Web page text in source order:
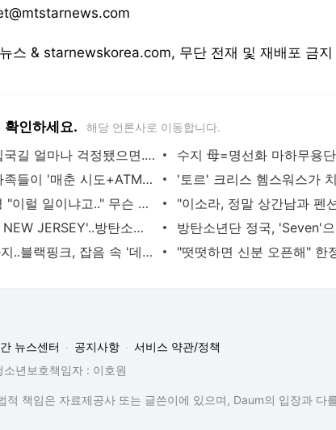
스 & starnewskorea.com, 무단 전재 및 재배포 금지
확인하세요. 해당 언론사로 이동합니다.
방탄소년단 뷔, 입국길 얼마나 걱정됐으면.."안 다쳤죠?" - 스타뉴스
머라이어 캐리, 가족들이 '매춘 시도+ATM 취급' 폭로 '충격' - 스타뉴스
'한정민♥' 조예영 "이럴 일이냐고.." 무슨 일? - 스타뉴스
'FLOWER JIN IN NEW JERSEY'..방탄소년단 진, 월드와이드 큐티 아미 녹인 월드와이드 핸섬 환상 라이브 |
지수 결국 눈물까지..블랙핑크, 잡음 속 '데뷔 10주년' 마무리 [스타이슈] | 스타뉴스
뉴스센터 공지사항
서비스 약관/정책
소년보호책임자 : 이호원
적 책임은 자료제공사 또는 글쓴이에 있으며, Daum의 입장과 다